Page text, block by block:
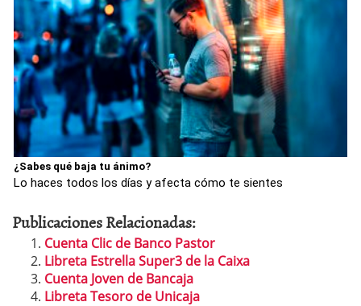
¿Sabes qué baja tu ánimo?
Lo haces todos los días y afecta cómo te sientes
Publicaciones Relacionadas:
Cuenta Clic de Banco Pastor
Libreta Estrella Super3 de la Caixa
Cuenta Joven de Bancaja
Libreta Tesoro de Unicaja